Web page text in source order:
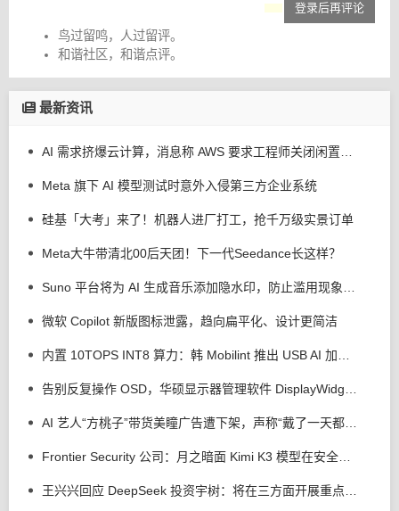
登录后再评论
鸟过留鸣，人过留评。
和谐社区，和谐点评。
最新资讯
Meta 旗下 AI 模型测试时意外入侵第三方企业系统
硅基「大考」来了！机器人进厂打工，抢千万级实景订单
Meta大牛带清北00后天团！下一代Seedance长这样？
微软 Copilot 新版图标泄露，趋向扁平化、设计更简洁